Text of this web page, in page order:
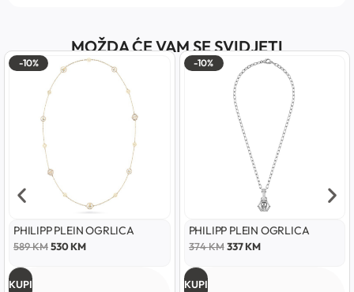
MOŽDA ĆE VAM SE SVIDJETI
-10%
PHILIPP PLEIN OGRLICA
589KM530KM
KUPI
-10%
PHILIPP PLEIN OGRLICA
374KM 337KM
KUPI